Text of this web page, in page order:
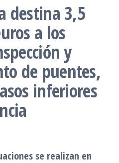
destina 3,5
a los
y
de puentes,
inferiores
se realizan en